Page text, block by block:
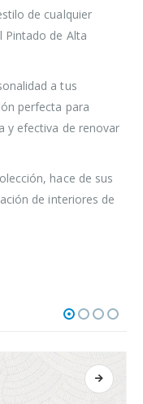
de cualquier
Pintado de Alta
a tus
perfecta para
y efectiva de renovar
hace de sus
de interiores de